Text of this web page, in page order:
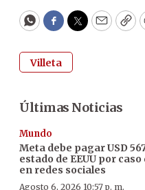
WhatsApp
Facebook
Twitter
Email
Villeta
Últimas Noticias
Mundo
Meta debe pagar USD
estado de EEUU por
en redes sociales
Agosto 6, 2026 10:57 p. m.